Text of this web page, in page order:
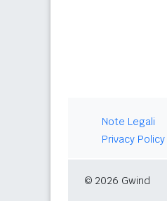
Note Legali
Privacy Policy
© 2026 Gwind